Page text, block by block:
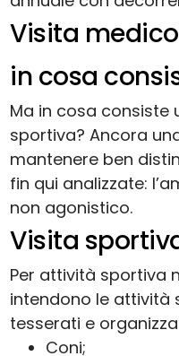
Visita
in cosa
Ma in cosa consiste
sportiva? Ancora
mantenere ben
fin qui analizzate:
non agonistico.
Visita
Per attività sportiva
intendono le attività
tesserati e
Coni;